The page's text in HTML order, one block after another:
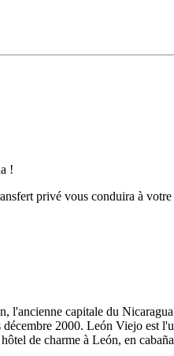
privé vous conduira à
capitale du
2000. León Viejo est
de charme à León, en